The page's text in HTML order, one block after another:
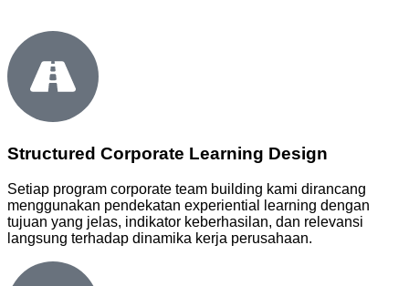
Structured Corporate Learning Design
Setiap program corporate team building kami dirancang
menggunakan pendekatan experiential learning dengan
tujuan yang jelas, indikator keberhasilan, dan relevansi
langsung terhadap dinamika kerja perusahaan.